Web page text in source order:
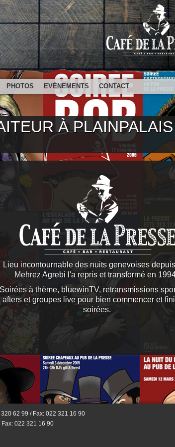
PHOTOS EVÉNEMENTS CONTACT
À
Lieu incontournable des nuits genevoises
Mehrez Agrebi l'a repris et transformé en
Soirées à thème, bluewinTV, retransmissions
afters et groupes live pour bien commencer et
soirées.
62 99 / Fax: 022 321 16 90
Fax: 022 321 16 90